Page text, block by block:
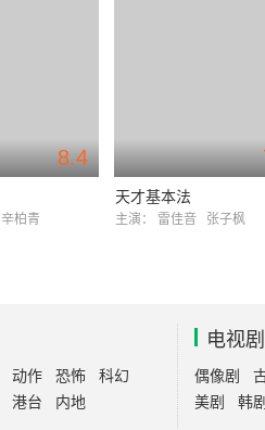
8.4
辛柏青
天才基本法
主演： 雷佳音 张子枫
动作 恐怖
科幻
港台 内地
电视剧
偶像剧
美剧
韩